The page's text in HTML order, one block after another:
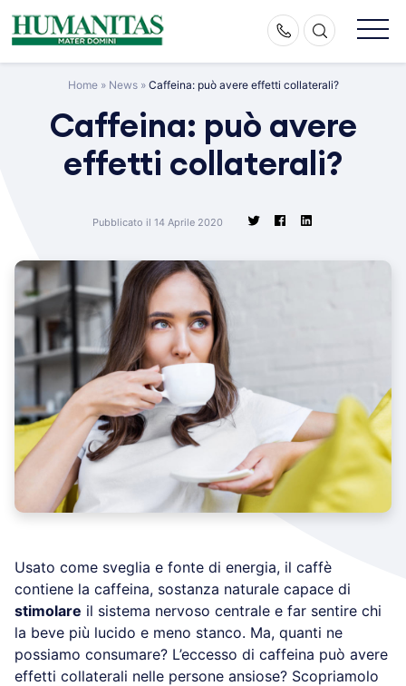
Skip
to
Home» News» Caffeina: può avere effetti collaterali?
Caffeina: può avere
effetti collaterali?
Pubblicato il 14 Aprile 2020
Usato come sveglia e fonte di energia, il caffè
contiene la caffeina, sostanza naturale capace di
stimolare il sistema nervoso centrale e far sentire chi
la beve più lucido e meno stanco. Ma, quanti ne
possiamo consumare? L’eccesso di caffeina può avere
effetti collaterali nelle persone ansiose? Scopriamolo